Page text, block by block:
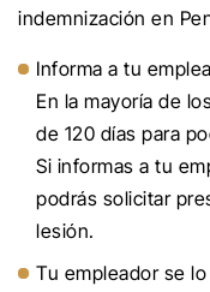
indemnización en
Informa a tu
En la mayoría de
de 120 días para
Si informas a tu
podrás solicitar
lesión.
Tu empleador se